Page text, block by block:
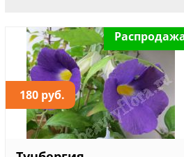
180 руб.